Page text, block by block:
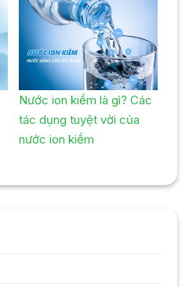
Nước ion kiềm là gì? Các
tác dụng tuyệt vời của
nước ion kiềm